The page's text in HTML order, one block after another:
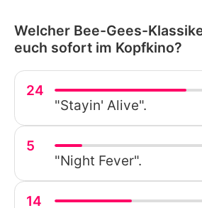
Welcher Bee-Gees-
euch sofort im Kopfkino?
24
"Stayin' Alive".
5
"Night Fever".
14